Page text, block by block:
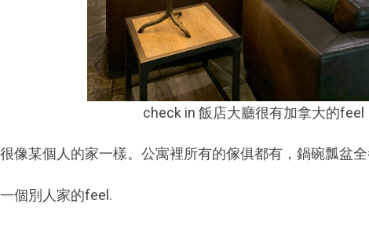
check in 飯店大廳很有加拿大的feel
像某個人的家一樣。公寓裡所有的傢俱都有，鍋碗瓢盆
個別人家的feel.